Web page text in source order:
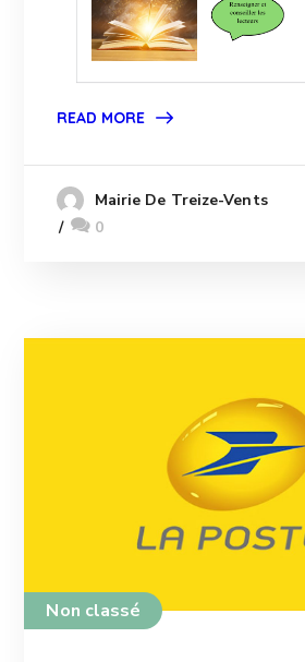
READ MORE
Mairie De Treize-Vents
0
Non classé